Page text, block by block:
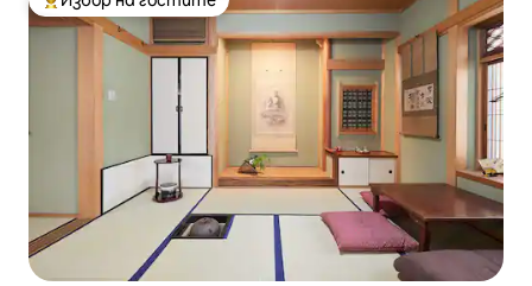
Най-популярен избор на гостите